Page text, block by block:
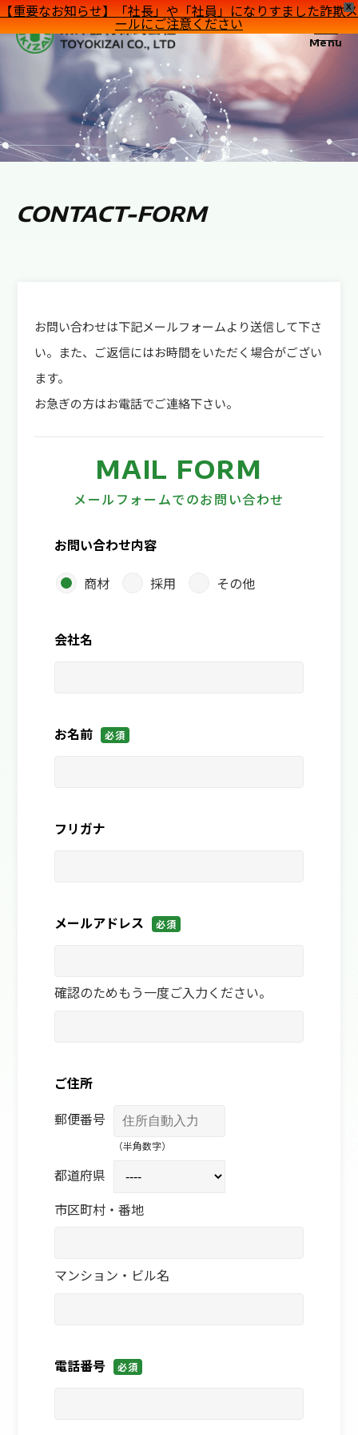
X
【重要なお知らせ】「社長」や「社員」になりすました詐欺メ
ールにご注意ください
Menu
CONTACT-FORM
お問い合わせは下記メールフォームより送信して下さ
い。また、ご返信にはお時間をいただく場合がござい
ます。
お急ぎの方はお電話でご連絡下さい。
MAIL FORM
メールフォームでのお問い合わせ
お問い合わせ内容
商材
採用 その他
会社名
お名前 必須
フリガナ
メールアドレス 必須
確認のためもう一度ご入力ください。
ご住所
郵便番号
（半角数字）
都道府県
市区町村・番地
マンション・ビル名
電話番号 必須